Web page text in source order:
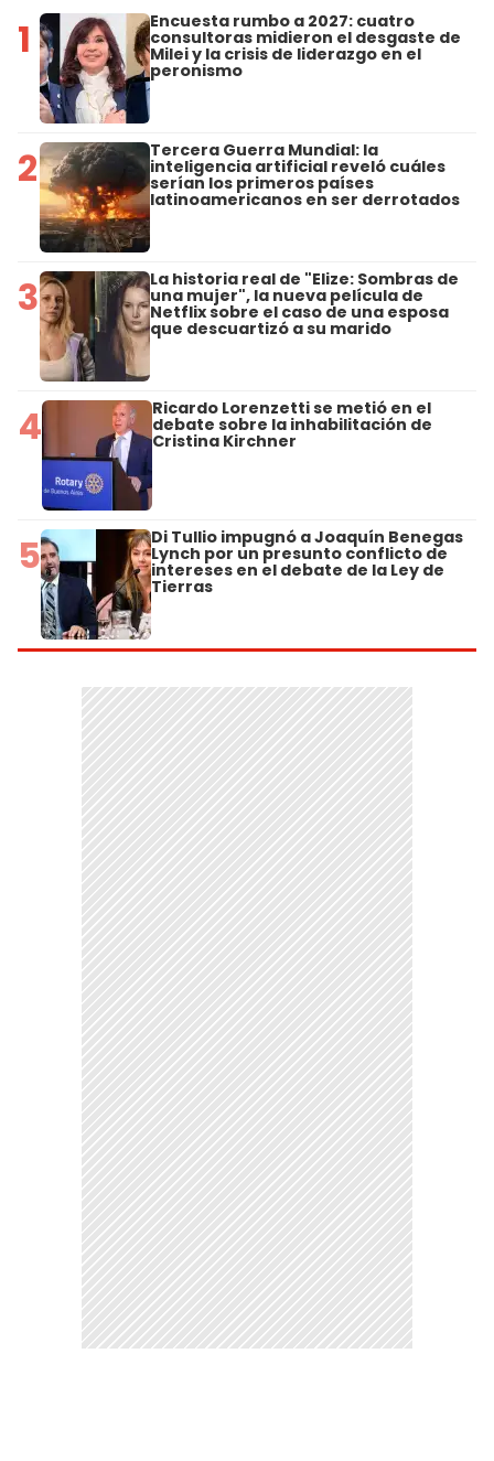
1 Encuesta rumbo a 2027: cuatro
consultoras midieron el desgaste de
Milei y la crisis de liderazgo en el
peronismo
2 Tercera Guerra Mundial: la
inteligencia artificial reveló cuáles
serían los primeros países
latinoamericanos en ser derrotados
3 La historia real de "Elize: Sombras de
una mujer", la nueva película de
Netflix sobre el caso de una esposa
que descuartizó a su marido
4 Ricardo Lorenzetti se metió en el
debate sobre la inhabilitación de
Cristina Kirchner
5 Di Tullio impugnó a Joaquín Benegas
Lynch por un presunto conflicto de
intereses en el debate de la Ley de
Tierras